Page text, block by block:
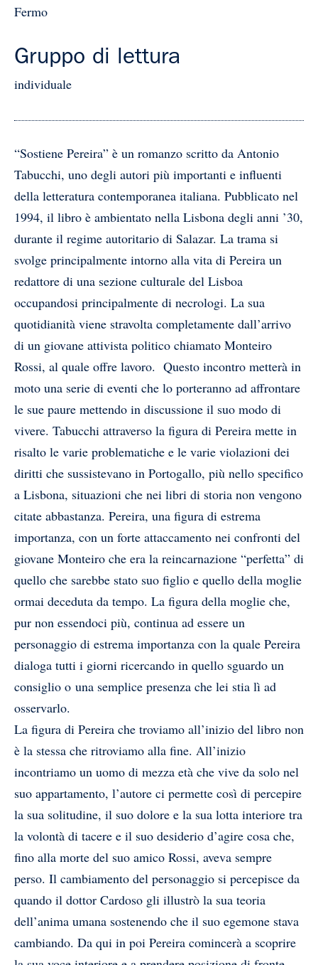
Fermo
Gruppo di lettura
individuale
“Sostiene Pereira” è un romanzo scritto da Antonio
Tabucchi, uno degli autori più importanti e influenti
della letteratura contemporanea italiana. Pubblicato nel
1994, il libro è ambientato nella Lisbona degli anni ’30,
durante il regime autoritario di Salazar. La trama si
svolge principalmente intorno alla vita di Pereira un
redattore di una sezione culturale del Lisboa
occupandosi principalmente di necrologi. La sua
quotidianità viene stravolta completamente dall’arrivo
di un giovane attivista politico chiamato Monteiro
Rossi, al quale offre lavoro. Questo incontro metterà in
moto una serie di eventi che lo porteranno ad affrontare
le sue paure mettendo in discussione il suo modo di
vivere. Tabucchi attraverso la figura di Pereira mette in
risalto le varie problematiche e le varie violazioni dei
diritti che sussistevano in Portogallo, più nello specifico
a Lisbona, situazioni che nei libri di storia non vengono
citate abbastanza. Pereira, una figura di estrema
importanza, con un forte attaccamento nei confronti del
giovane Monteiro che era la reincarnazione “perfetta” di
quello che sarebbe stato suo figlio e quello della moglie
ormai deceduta da tempo. La figura della moglie che,
pur non essendoci più, continua ad essere un
personaggio di estrema importanza con la quale Pereira
dialoga tutti i giorni ricercando in quello sguardo un
consiglio o una semplice presenza che lei stia lì ad
osservarlo.
La figura di Pereira che troviamo all’inizio del libro non
è la stessa che ritroviamo alla fine. All’inizio
incontriamo un uomo di mezza età che vive da solo nel
suo appartamento, l’autore ci permette così di percepire
la sua solitudine, il suo dolore e la sua lotta interiore tra
la volontà di tacere e il suo desiderio d’agire cosa che,
fino alla morte del suo amico Rossi, aveva sempre
perso. Il cambiamento del personaggio si percepisce da
quando il dottor Cardoso gli illustrò la sua teoria
dell’anima umana sostenendo che il suo egemone stava
cambiando. Da qui in poi Pereira comincerà a scoprire